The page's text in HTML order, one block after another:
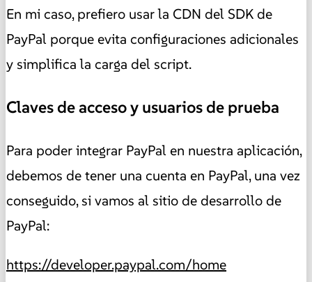
En mi caso, prefiero usar la CDN del SDK de
PayPal porque evita configuraciones adicionales
y simplifica la carga del script.
Claves de acceso y usuarios de prueba
Para poder integrar PayPal en nuestra aplicación,
debemos de tener una cuenta en PayPal, una vez
conseguido, si vamos al sitio de desarrollo de
PayPal:
https://developer.paypal.com/home